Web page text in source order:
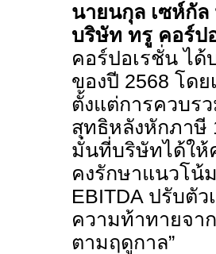
นายนกุล เซห์กั
บริษัท ทรู คอร์ป
คอร์ปอเรชั่น ไ
ของปี 2568 โดย
ตั้งแต่การควบร
สุทธิหลังหักภาษี
มั่นที่บริษัทได้ใ
คงรักษาแนวโน้
EBITDA ปรับตัว
ความท้าทายจา
ตามฤดูกาล”